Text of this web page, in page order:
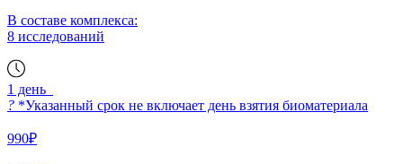
В составе комплекса:
8 исследований
1 день
? *Указанный срок не включает день взятия биоматериала
990₽